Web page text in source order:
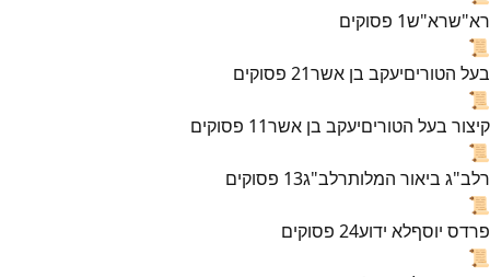
רא"שרא"ש1 פסוקים
📜
בעל הטוריםיעקב בן אשר21 פסוקים
📜
קיצור בעל הטוריםיעקב בן אשר11 פסוקים
📜
רלב"ג ביאור המלותרלב"ג13 פסוקים
📜
פרדס יוסףלא ידוע24 פסוקים
📜